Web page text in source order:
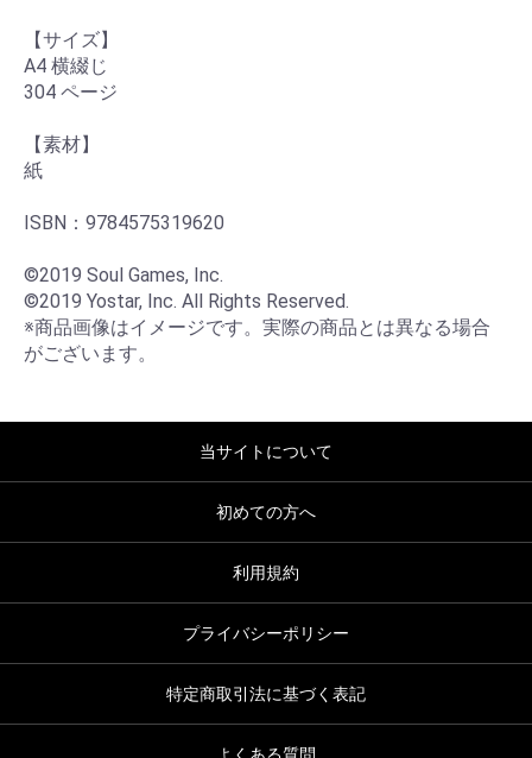
【サイズ】
A4 横綴じ
304 ページ
【素材】
紙
ISBN：9784575319620
©2019 Soul Games, Inc.
©2019 Yostar, Inc. All Rights Reserved.
※商品画像はイメージです。実際の商品とは異なる場合
がございます。
当サイトについて
初めての方へ
利用規約
プライバシーポリシー
特定商取引法に基づく表記